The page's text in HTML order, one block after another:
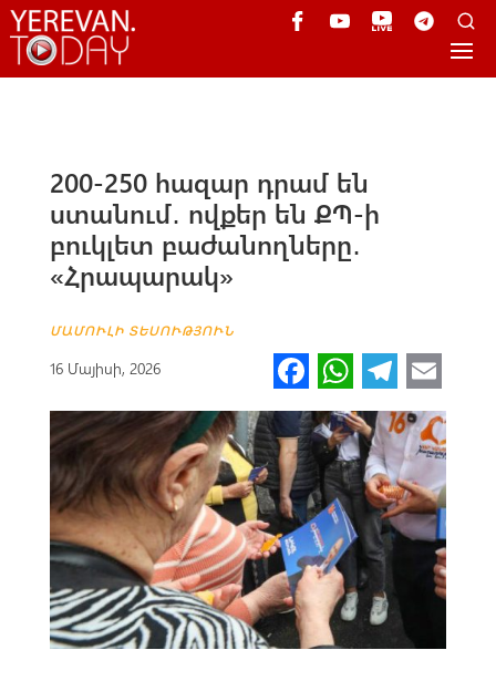
200-250 հազար դրամ են
ստանում․ ովքեր են ՔՊ-ի
բուկլետ բաժանողները․
«Հրապարակ»
ՄԱՄՈՒԼԻ ՏԵՍՈՒԹՅՈՒՆ
16 Մայիսի, 2026 Fa
ce
b
o
o
k
W
h
at
s
A
p
p
Te
le
gr
a
m
m
ail